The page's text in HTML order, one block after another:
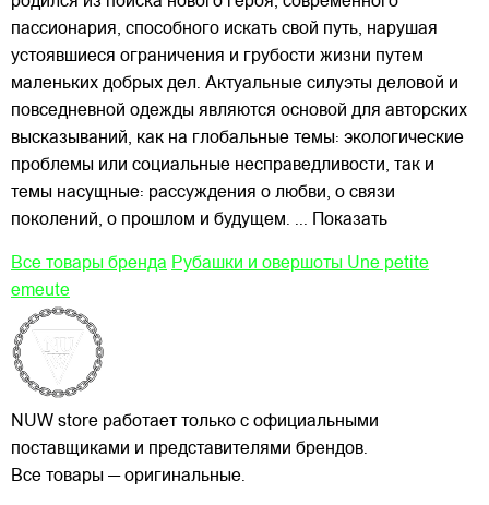
пассионария, способного искать свой путь, нарушая
устоявшиеся ограничения и грубости жизни путем
маленьких добрых дел. Актуальные силуэты деловой и
повседневной одежды являются основой для авторских
высказываний, как на глобальные темы: экологические
проблемы или социальные несправедливости, так и
темы насущные: рассуждения о любви, о связи
поколений, о прошлом и будущем. ... Показать
Все товары бренда Рубашки и овершоты Une petite
emeute
NUW store работает только с официальными
поставщиками и представителями брендов.
Все товары — оригинальные.